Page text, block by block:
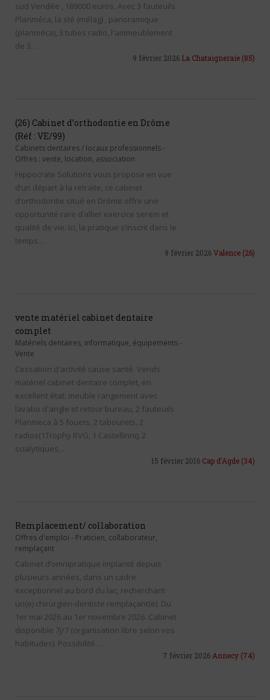
sud Vendée , 189000 euros. Avec 3 fauteuils
Planméca, la sté (mélag) , panoramique
(planméca), 3 tubes radio, l'ammeublement
de 3…
9 février 2026 La Chataigneraie (85)
(26) Cabinet d’orthodontie en Drôme
(Réf : VE/99)
Cabinets dentaires / locaux professionnels -
Offres : vente, location, association
Hippocrate Solutions vous propose en vue
d’un départ à la retraite, ce cabinet
d’orthodontie situé en Drôme offre une
opportunité rare d’allier exercice serein et
qualité de vie. Ici, la pratique s’inscrit dans le
temps…
9 février 2026Valence (26)
vente matériel cabinet dentaire
complet
Matériels dentaires, informatique, équipements -
Vente
Cessation d'activité cause santé. Vends
matériel cabinet dentaire complet, en
excellent état: meuble rangement avec
lavabo d'angle et retour bureau, 2 fauteuils
Planmeca à 5 fouets, 2 tabourets, 2
radios(1Trophy RVG, 1 Castellinni), 2
scialytiques,…
15 février 2016 Cap d'Agde (34)
Remplacement/ collaboration
Offres d'emploi - Praticien, collaborateur,
remplaçant
Cabinet d’omnipratique implanté depuis
plusieurs années, dans un cadre
exceptionnel au bord du lac, recherchant
un(e) chirurgien-dentiste remplaçant(e). Du
1er mai 2026 au 1er novembre 2026. Cabinet
disponible 7j/7 (organisation libre selon vos
habitudes). Possibilité…
7 février 2026Annecy (74)